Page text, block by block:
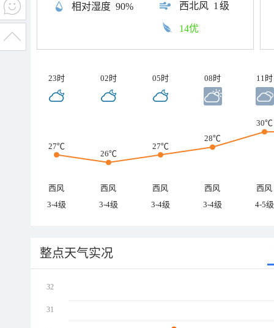
相对湿度 90% 西北风 1级
14优
23时 02时 05时 08时 11时
27℃
26℃
27℃
28℃
30℃
西风 西风 西风 西风
西风
3-4级
3-4级 3-4级 3-4级 4-5级
整点天气实况
32
31